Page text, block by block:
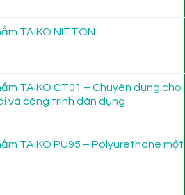
TAIKO NITTON
TAIKO CT01 – Chuyên dụng cho
và công trình dân dụng
TAIKO PU95 – Polyurethane một